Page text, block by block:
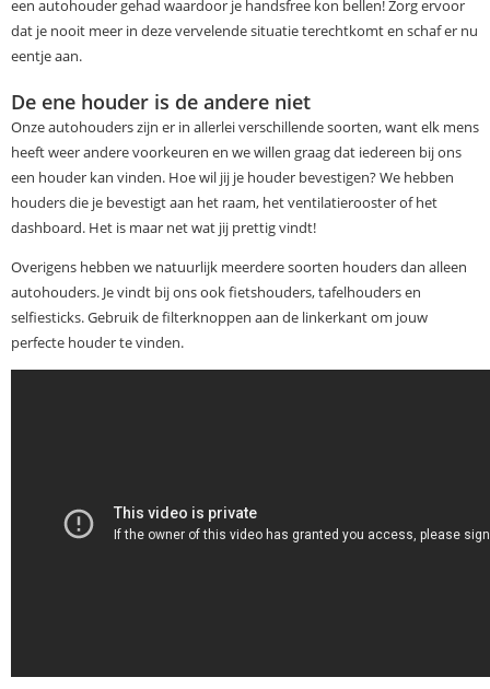
een autohouder gehad waardoor je handsfree kon bellen! Zorg ervoor
dat je nooit meer in deze vervelende situatie terechtkomt en schaf er nu
eentje aan.
De ene houder is de andere niet
Onze autohouders zijn er in allerlei verschillende soorten, want elk mens
heeft weer andere voorkeuren en we willen graag dat iedereen bij ons
een houder kan vinden. Hoe wil jij je houder bevestigen? We hebben
houders die je bevestigt aan het raam, het ventilatierooster of het
dashboard. Het is maar net wat jij prettig vindt!
Overigens hebben we natuurlijk meerdere soorten houders dan alleen
autohouders. Je vindt bij ons ook fietshouders, tafelhouders en
selfiesticks. Gebruik de filterknoppen aan de linkerkant om jouw
perfecte houder te vinden.